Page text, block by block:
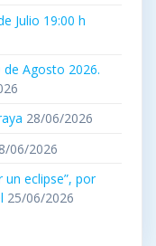
Julio 19:00 h
Agosto 2026.
28/06/2026
06/2026
eclipse”, por
25/06/2026